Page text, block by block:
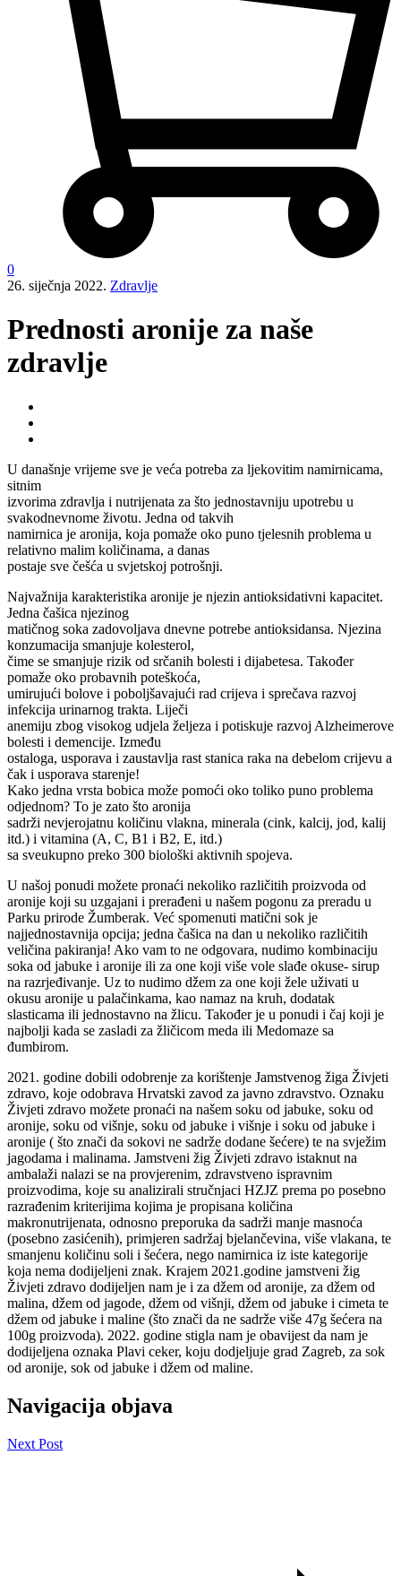
0
26. siječnja 2022. Zdravlje
Prednosti aronije za naše
zdravlje
U današnje vrijeme sve je veća potreba za ljekovitim namirnicama,
sitnim
izvorima zdravlja i nutrijenata za što jednostavniju upotrebu u
svakodnevnome životu. Jedna od takvih
namirnica je aronija, koja pomaže oko puno tjelesnih problema u
relativno malim količinama, a danas
postaje sve češća u svjetskoj potrošnji.
Najvažnija karakteristika aronije je njezin antioksidativni kapacitet.
Jedna čašica njezinog
matičnog soka zadovoljava dnevne potrebe antioksidansa. Njezina
konzumacija smanjuje kolesterol,
čime se smanjuje rizik od srčanih bolesti i dijabetesa. Također
pomaže oko probavnih poteškoća,
umirujući bolove i poboljšavajući rad crijeva i sprečava razvoj
infekcija urinarnog trakta. Liječi
anemiju zbog visokog udjela željeza i potiskuje razvoj Alzheimerove
bolesti i demencije. Između
ostaloga, usporava i zaustavlja rast stanica raka na debelom crijevu a
čak i usporava starenje!
Kako jedna vrsta bobica može pomoći oko toliko puno problema
odjednom? To je zato što aronija
sadrži nevjerojatnu količinu vlakna, minerala (cink, kalcij, jod, kalij
itd.) i vitamina (A, C, B1 i B2, E, itd.)
sa sveukupno preko 300 biološki aktivnih spojeva.
U našoj ponudi možete pronaći nekoliko različitih proizvoda od
aronije koji su uzgajani i prerađeni u našem pogonu za preradu u
Parku prirode Žumberak. Već spomenuti matični sok je
najjednostavnija opcija; jedna čašica na dan u nekoliko različitih
veličina pakiranja! Ako vam to ne odgovara, nudimo kombinaciju
soka od jabuke i aronije ili za one koji više vole slađe okuse- sirup
na razrjeđivanje. Uz to nudimo džem za one koji žele uživati u
okusu aronije u palačinkama, kao namaz na kruh, dodatak
slasticama ili jednostavno na žlicu. Također je u ponudi i čaj koji je
najbolji kada se zasladi za žličicom meda ili Medomaze sa
đumbirom.
2021. godine dobili odobrenje za korištenje Jamstvenog žiga Živjeti
zdravo, koje odobrava Hrvatski zavod za javno zdravstvo. Oznaku
Živjeti zdravo možete pronaći na našem soku od jabuke, soku od
aronije, soku od višnje, soku od jabuke i višnje i soku od jabuke i
aronije ( što znači da sokovi ne sadrže dodane šećere) te na svježim
jagodama i malinama. Jamstveni žig Živjeti zdravo istaknut na
ambalaži nalazi se na provjerenim, zdravstveno ispravnim
proizvodima, koje su analizirali stručnjaci HZJZ prema po posebno
razrađenim kriterijima kojima je propisana količina
makronutrijenata, odnosno preporuka da sadrži manje masnoća
(posebno zasićenih), primjeren sadržaj bjelančevina, više vlakana, te
smanjenu količinu soli i šećera, nego namirnica iz iste kategorije
koja nema dodijeljeni znak. Krajem 2021.godine jamstveni žig
Živjeti zdravo dodijeljen nam je i za džem od aronije, za džem od
malina, džem od jagode, džem od višnji, džem od jabuke i cimeta te
džem od jabuke i maline (što znači da ne sadrže više 47g šećera na
100g proizvoda). 2022. godine stigla nam je obavijest da nam je
dodijeljena oznaka Plavi ceker, koju dodjeljuje grad Zagreb, za sok
od aronije, sok od jabuke i džem od maline.
Navigacija objava
Next Post